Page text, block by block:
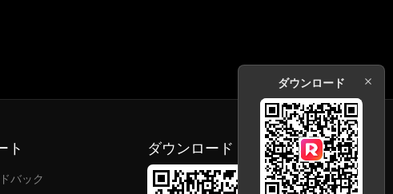
ト
バック
ダウンロード
ダウンロード